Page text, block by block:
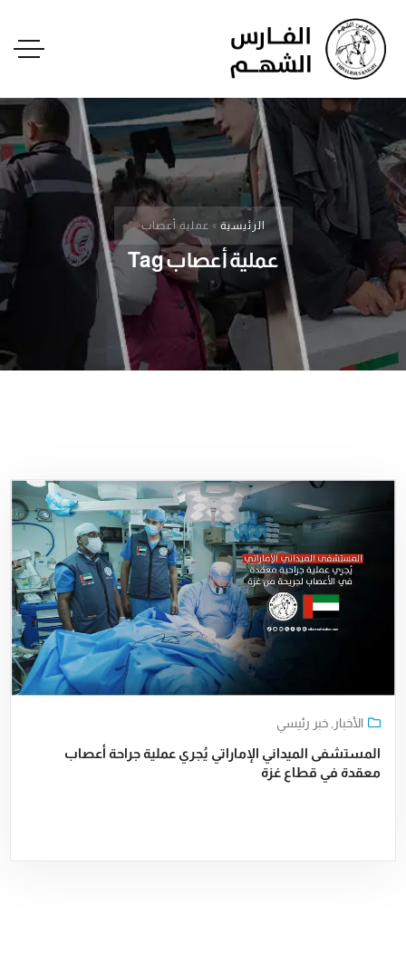
الرئيسية » عملية أعصاب
عملية أعصاب Tag
الأخبار ,خبر رئيسي
المستشفى الميداني الإماراتي يُجري عملية جراحة أعصاب
معقدة في قطاع غزة